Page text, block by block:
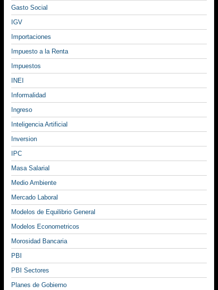
Gasto Social
IGV
Importaciones
Impuesto a la Renta
Impuestos
INEI
Informalidad
Ingreso
Inteligencia Artificial
Inversion
IPC
Masa Salarial
Medio Ambiente
Mercado Laboral
Modelos de Equilibrio General
Modelos Econometricos
Morosidad Bancaria
PBI
PBI Sectores
Planes de Gobierno